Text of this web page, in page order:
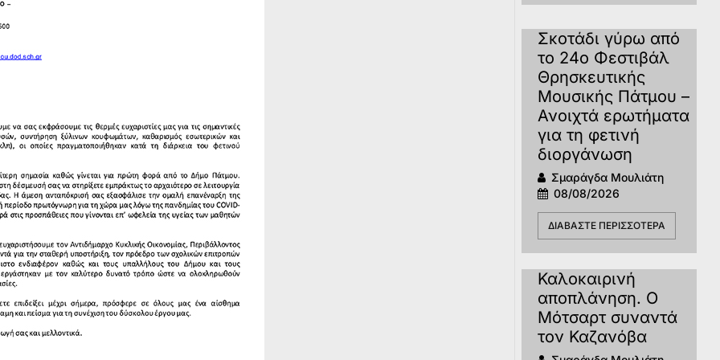
Σκοτάδι γύρω από
το 24ο Φεστιβάλ
Θρησκευτικής
Μουσικής Πάτμου –
Ανοιχτά ερωτήματα
για τη φετινή
διοργάνωση
Σμαράγδα Μουλιάτη
08/08/2026
ΔΙΑΒΆΣΤΕ ΠΕΡΙΣΣΌΤΕΡΑ
Καλοκαιρινή
αποπλάνηση. Ο
Μότσαρτ συναντά
τον Καζανόβα